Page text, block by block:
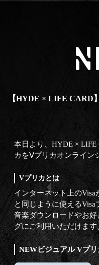
【HYDE × LIFE CARD
本日より、HYDE ×
カをⅤプリカオンライン
Vプリカとは
インターネット上の
と同じように使えるVisa
音楽ダウンロードやお
グにご利用いただけます
NEWビジュアル Vプリ